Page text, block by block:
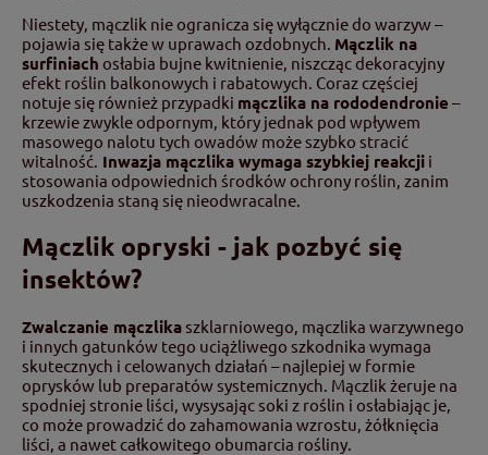
Niestety, mączlik nie ogranicza się wyłącznie do warzyw –
pojawia się także w uprawach ozdobnych. Mączlik na
surfiniach osłabia bujne kwitnienie, niszcząc dekoracyjny
efekt roślin balkonowych i rabatowych. Coraz częściej
notuje się również przypadki mączlika na rododendronie –
krzewie zwykle odpornym, który jednak pod wpływem
masowego nalotu tych owadów może szybko stracić
witalność. Inwazja mączlika wymaga szybkiej reakcji i
stosowania odpowiednich środków ochrony roślin, zanim
uszkodzenia staną się nieodwracalne.
Mączlik opryski - jak pozbyć się
insektów?
Zwalczanie mączlika szklarniowego, mączlika warzywnego
i innych gatunków tego uciążliwego szkodnika wymaga
skutecznych i celowanych działań – najlepiej w formie
oprysków lub preparatów systemicznych. Mączlik żeruje na
spodniej stronie liści, wysysając soki z roślin i osłabiając je,
co może prowadzić do zahamowania wzrostu, żółknięcia
liści, a nawet całkowitego obumarcia rośliny.